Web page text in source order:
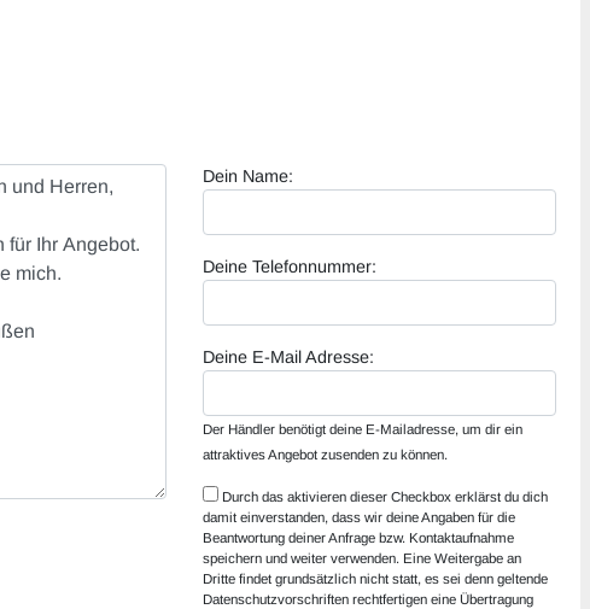
Dein Name:
Deine Telefonnummer:
Deine E-Mail Adresse:
Der Händler benötigt deine E-Mailadresse, um dir ein
attraktives Angebot zusenden zu können.
Durch das aktivieren dieser Checkbox erklärst du dich
damit einverstanden, dass wir deine Angaben für die
Beantwortung deiner Anfrage bzw. Kontaktaufnahme
speichern und weiter verwenden. Eine Weitergabe an
Dritte findet grundsätzlich nicht statt, es sei denn geltende
Datenschutzvorschriften rechtfertigen eine Übertragung